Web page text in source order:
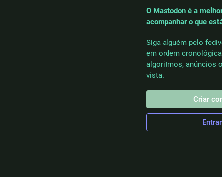
O Mastodon é a
acompanhar o que
Siga alguém pelo
em ordem
algoritmos, anúncios
vista.
Criar
Entrar